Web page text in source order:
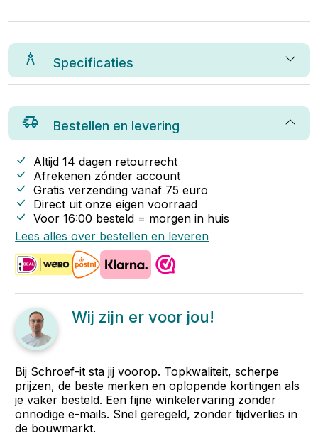
Specificaties
Bestellen en levering
Altijd 14 dagen retourrecht
Afrekenen zónder account
Gratis verzending vanaf 75 euro
Direct uit onze eigen voorraad
Voor 16:00 besteld = morgen in huis
Lees alles over bestellen en leveren
Wij zijn er voor jou!
Bij Schroef-it sta jij voorop. Topkwaliteit, scherpe
prijzen, de beste merken en oplopende kortingen als
je vaker besteld. Een fijne winkelervaring zonder
onnodige e-mails. Snel geregeld, zonder tijdverlies in
de bouwmarkt.